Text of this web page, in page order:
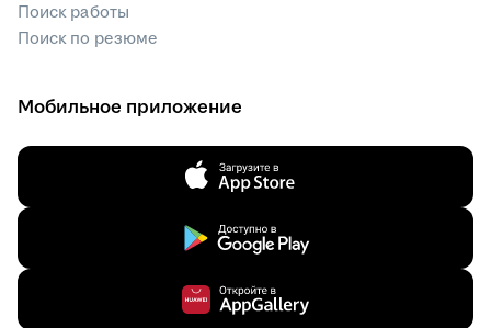
Поиск работы
Поиск по резюме
Мобильное приложение